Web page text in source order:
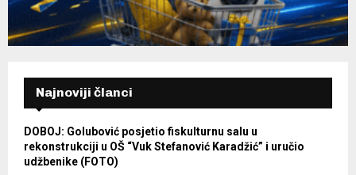
Najnoviji članci
DOBOJ: Golubović posjetio fiskulturnu salu u
rekonstrukciji u OŠ “Vuk Stefanović Karadžić” i uručio
udžbenike (FOTO)